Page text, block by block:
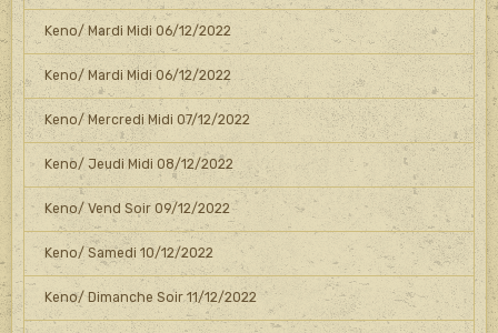
Keno/ Mardi Midi 06/12/2022
Keno/ Mardi Midi 06/12/2022
Keno/ Mercredi Midi 07/12/2022
Keno/ Jeudi Midi 08/12/2022
Keno/ Vend Soir 09/12/2022
Keno/ Samedi 10/12/2022
Keno/ Dimanche Soir 11/12/2022